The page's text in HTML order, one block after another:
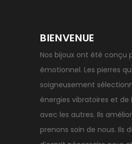
BIENVENUE
Nos bijoux ont été conçu
émotionnel. Les pierres
soigneusement
énergies vibratoires et
avec les autres. Ils
prenons soin de nous. Ils